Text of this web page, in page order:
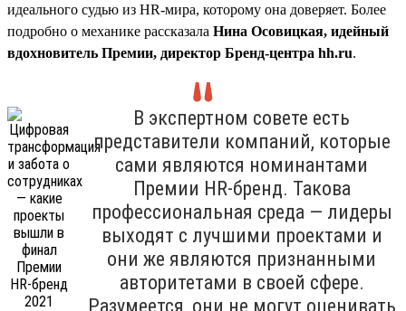
идеального судью из HR-мира, которому она доверяет. Более
подробно о механике рассказала Нина Осовицкая, идейный
вдохновитель Премии, директор Бренд-центра hh.ru.
В экспертном совете есть
представители компаний, которые
сами являются номинантами
Премии HR-бренд. Такова
профессиональная среда — лидеры
выходят с лучшими проектами и
они же являются признанными
авторитетами в своей сфере.
Разумеется, они не могут оценивать